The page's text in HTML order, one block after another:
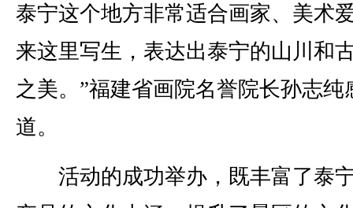
泰宁这个地方非常适合画家、美术
来这里写生，表达出泰宁的山川和
之美。”福建省画院名誉院长孙志纯
道。
活动的成功举办，既丰富了泰